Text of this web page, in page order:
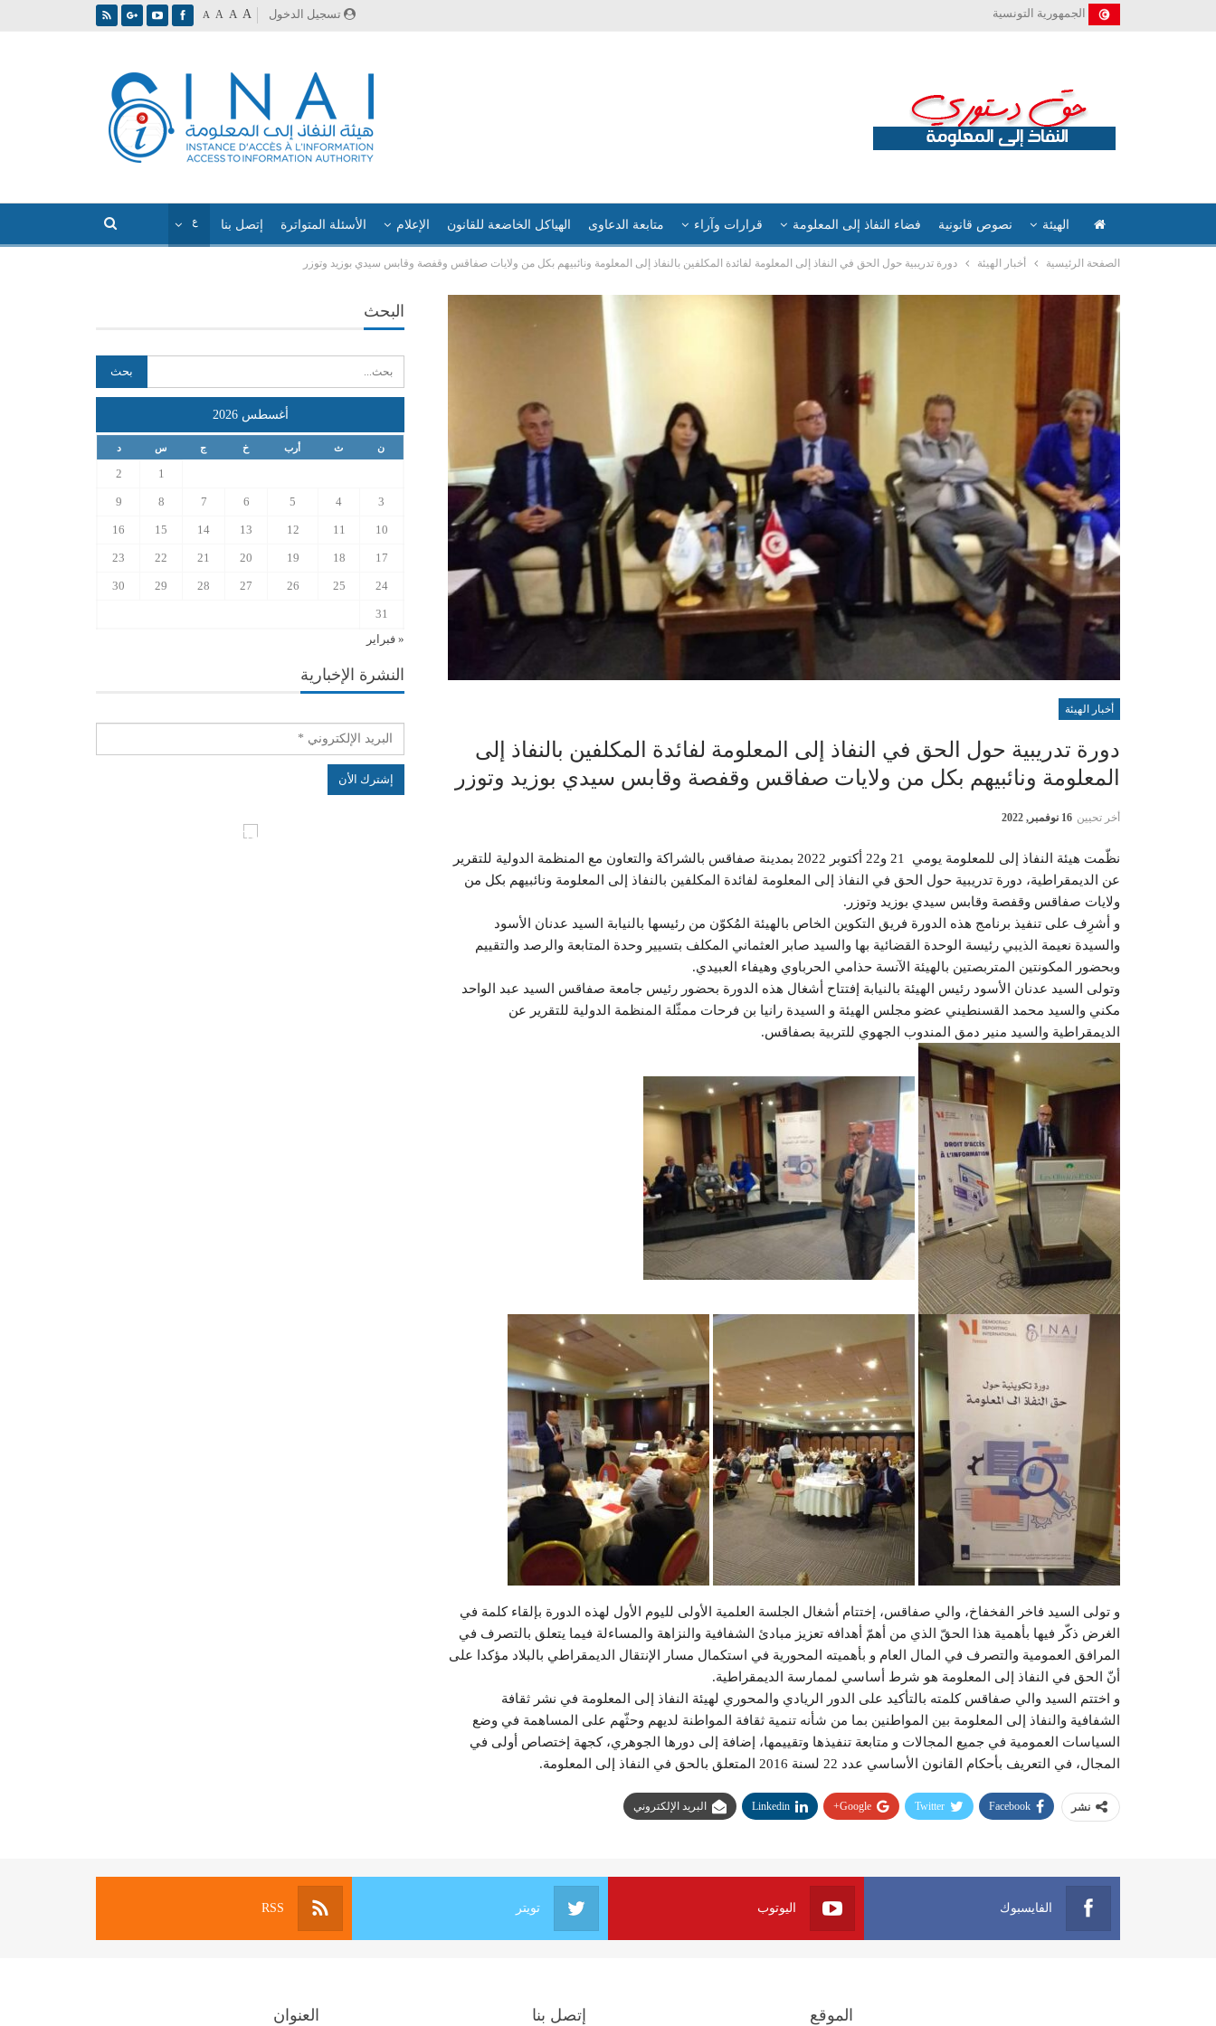
تسجيل الدخول A A A A الجمهورية التونسية
الهيئة نصوص قانونية فضاء النفاذ إلى المعلومة قرارات وآراء متابعة الدعاوى الهياكل الخاضعة للقانون الإعلام الأسئلة المتواترة إتصل بنا
الصفحة الرئيسية أخبار الهيئة دورة تدريبية حول الحق في النفاذ إلى المعلومة لفائدة المكلفين بالنفاذ إلى المعلومة ونائبيهم بكل من ولايات صفاقس وقفصة وقابس سيدي بوزيد وتوزر
أخبار الهيئة
دورة تدريبية حول الحق في النفاذ إلى المعلومة لفائدة المكلفين بالنفاذ إلى
المعلومة ونائبيهم بكل من ولايات صفاقس وقفصة وقابس سيدي بوزيد وتوزر
أخر تحيين 16 نوفمبر, 2022
نظّمت هيئة النفاذ إلى للمعلومة يومي 21 و22 أكتوبر 2022 بمدينة صفاقس بالشراكة والتعاون مع المنظمة الدولية للتقرير
عن الديمقراطية، دورة تدريبية حول الحق في النفاذ إلى المعلومة لفائدة المكلفين بالنفاذ إلى المعلومة ونائبيهم بكل من
ولايات صفاقس وقفصة وقابس سيدي بوزيد وتوزر.
و أشرِف على تنفيذ برنامج هذه الدورة فريق التكوين الخاص بالهيئة المُكوّن من رئيسها بالنيابة السيد عدنان الأسود
والسيدة نعيمة الذيبي رئيسة الوحدة القضائية بها والسيد صابر العثماني المكلف بتسيير وحدة المتابعة والرصد والتقييم
وبحضور المكونتين المتربصتين بالهيئة الآنسة حذامي الحرباوي وهيفاء العبيدي.
وتولى السيد عدنان الأسود رئيس الهيئة بالنيابة إفتتاح أشغال هذه الدورة بحضور رئيس جامعة صفاقس السيد عبد الواحد
مكني والسيد محمد القسنطيني عضو مجلس الهيئة و السيدة رانيا بن فرحات ممثّلة المنظمة الدولية للتقرير عن
الديمقراطية والسيد منير دمق المندوب الجهوي للتربية بصفاقس.
و تولى السيد فاخر الفخفاخ، والي صفاقس، إختتام أشغال الجلسة العلمية الأولى لليوم الأول لهذه الدورة بإلقاء كلمة في
الغرض ذكّر فيها بأهمية هذا الحقّ الذي من أهمّ أهدافه تعزيز مبادئ الشفافية والنزاهة والمساءلة فيما يتعلق بالتصرف في
المرافق العمومية والتصرف في المال العام و بأهميته المحورية في استكمال مسار الإنتقال الديمقراطي بالبلاد مؤكدا على
أنّ الحق في النفاذ إلى المعلومة هو شرط أساسي لممارسة الديمقراطية.
و اختتم السيد والي صفاقس كلمته بالتأكيد على الدور الريادي والمحوري لهيئة النفاذ إلى المعلومة في نشر ثقافة
الشفافية والنفاذ إلى المعلومة بين المواطنين بما من شأنه تنمية ثقافة المواطنة لديهم وحثّهم على المساهمة في وضع
السياسات العمومية في جميع المجالات و متابعة تنفيذها وتقييمها، إضافة إلى دورها الجوهري، كجهة إختصاص أولى في
المجال، في التعريف بأحكام القانون الأساسي عدد 22 لسنة 2016 المتعلق بالحق في النفاذ إلى المعلومة.
نشر Facebook
Twitter
Google+
Linkedin البريد الإلكتروني
البحث
أغسطس 2026
ن ث أرب خ ج س د
1
2
3
4
5
6
7
8
9
10
11
12
13
14
15
16
17
18
19
20
21
22
23
24
25
26
27
28
29
30
31
« فبراير
النشرة الإخبارية
الهياكل الخاضعة لقانون النفاذ إلى المعلومة
الفايسبوك اليوتوب تويتر RSS
الموقع إتصل بنا العنوان